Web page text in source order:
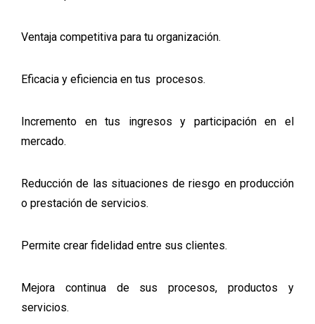
Ventaja competitiva para tu organización.
Eficacia y eficiencia en tus procesos.
Incremento en tus ingresos y participación en el
mercado.
Reducción de las situaciones de riesgo en producción
o prestación de servicios.
Permite crear fidelidad entre sus clientes.
Mejora continua de sus procesos, productos y
servicios.